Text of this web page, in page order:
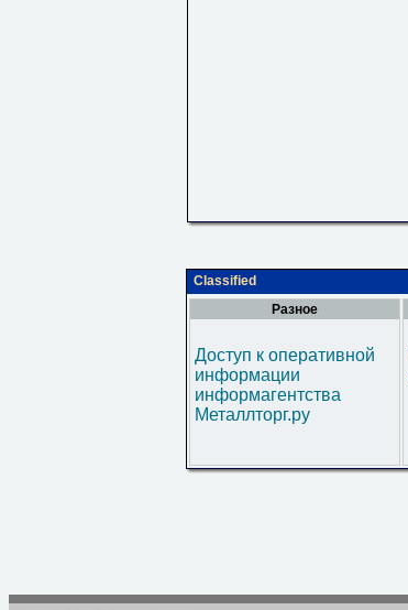
Classified
Разное
Доступ к оперативной
информации
информагентства
Металлторг.ру